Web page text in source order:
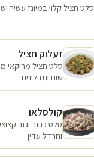
סלט חציל קלוי במיונז עשיר
זעלוק חציל
סלט חציל מרוקאי
שום ותבלינים
קולסלאו
סלט כרוב וגזר
וחרדל עדין